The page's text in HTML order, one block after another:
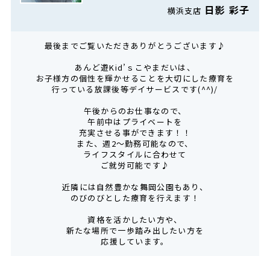
横浜支店 日影 彩子
最後までご覧いただきありがとうございます♪
あんど遊Kid’ｓこやまだいは、
お子様方の個性を輝かせることを大切にした療育を
行っている放課後等デイサービスです(^^)/
午後からのお仕事なので、
午前中はプライベートを
充実させる事ができます！！
また、週2～勤務可能なので、
ライフスタイルに合わせて
ご就労可能です♪
近隣には自然豊かな舞岡公園もあり、
のびのびとした療育を行えます！
資格を活かしたい方や、
新たな場所で一歩踏み出したい方を
応援しています。